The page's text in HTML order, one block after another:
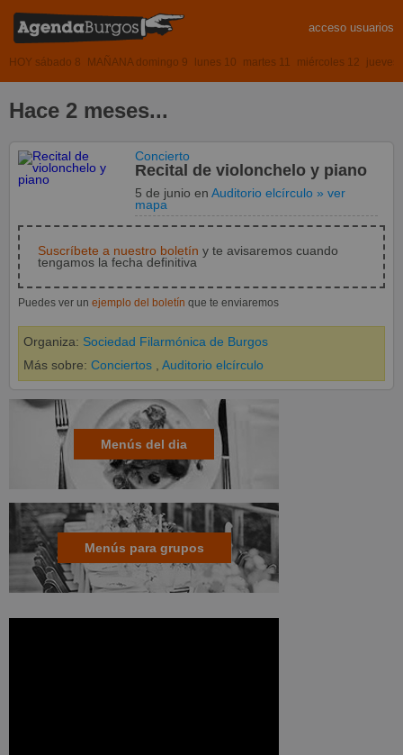
acceso usuarios
HOY sábado 8 MAÑANA domingo 9 lunes 10 martes 11 miércoles 12 jueves
Hace 2 meses...
Concierto
Recital de violonchelo y piano
5 de junioenAuditorio elcírculo » ver
mapa
Suscríbete a nuestro boletín y te avisaremos cuando
tengamos la fecha definitiva
Puedes ver un ejemplo del boletín que te enviaremos
Organiza: Sociedad Filarmónica de Burgos
Más sobre: Conciertos Auditorio elcírculo
Menús del dia
Menús para grupos